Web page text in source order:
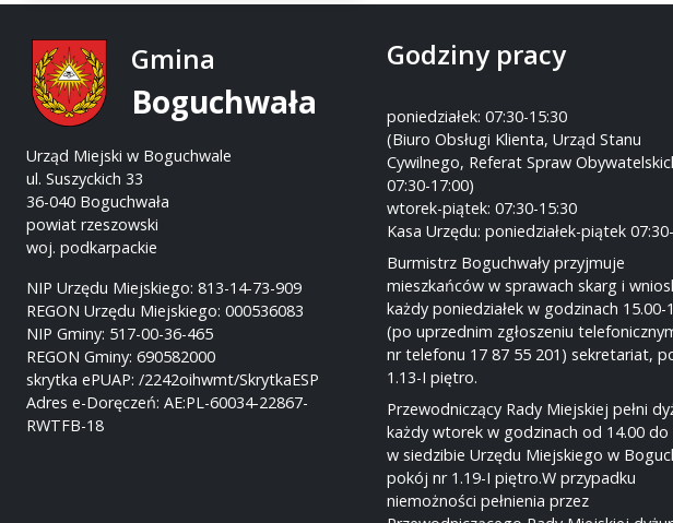
Gmina
Boguchwała
Urząd Miejski w Boguchwale
ul. Suszyckich 33
36-040 Boguchwała
powiat rzeszowski
woj. podkarpackie
NIP Urzędu Miejskiego: 813-14-73-909
REGON Urzędu Miejskiego: 000536083
NIP Gminy: 517-00-36-465
REGON Gminy: 690582000
skrytka ePUAP: /2242oihwmt/SkrytkaESP
Adres e-Doręczeń: AE:PL-60034-22867-
RWTFB-18
Godziny pracy
poniedziałek: 07:30-15:30
(Biuro Obsługi Klienta, Urząd Stanu
Cywilnego, Referat Spraw
07:30-17:00)
wtorek-piątek: 07:30-15:30
Kasa Urzędu: poniedziałek-piątek
Burmistrz Boguchwały przyjmuje
mieszkańców w sprawach skarg i
każdy poniedziałek w godzinach 15.00-
(po uprzednim zgłoszeniu
nr telefonu 17 87 55 201) sekretariat,
1.13-I piętro.
Przewodniczący Rady Miejskiej pełni
każdy wtorek w godzinach od 14.00 do
w siedzibie Urzędu Miejskiego w
pokój nr 1.19-I piętro.W przypadku
niemożności pełnienia przez